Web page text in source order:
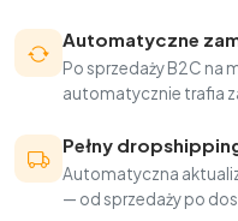
Automatyczne
Po sprzedaży B2C na
automatycznie trafia
Pełny
Automatyczna
— od sprzedaży po